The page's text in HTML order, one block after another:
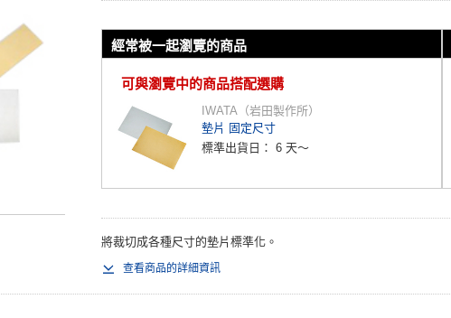
經常被一起瀏覽的商品
可與瀏覽中的商品搭配選購
IWATA（岩田製作所）
墊片 固定尺寸
標準出貨日： 6 天～
將裁切成各種尺寸的墊片標準化。
查看商品的詳細資訊